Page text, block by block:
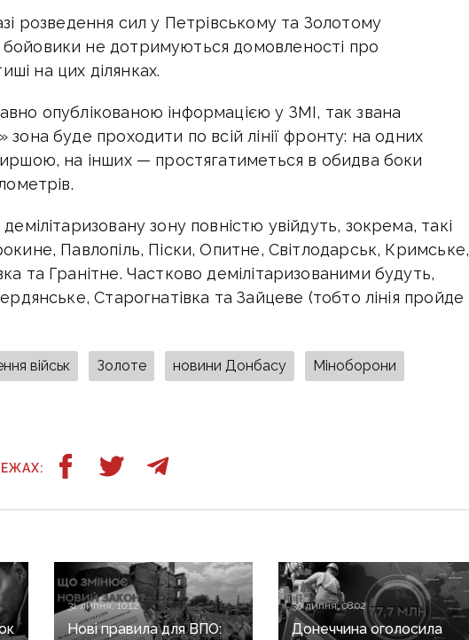
розведення сил у Петрівському та Золотому
не дотримуються домовленості про
на цих ділянках.
опублікованою інформацією у ЗМІ, так звана
зона буде проходити по всій лінії фронту: на одних
на інших — простягатиметься в обидва боки
зону повністю увійдуть, зокрема, такі
Павлопіль, Піски, Опитне, Світлодарськ, Кримське,
та Гранітне. Частково демілітаризованими будуть,
Старогнатівка та Зайцеве (тобто лінія пройде
військ Золоте новини Донбасу Міноборони
31 липня, 10:12
Нові правила для ВПО:
30 липня, 08:02
Донеччина оголосила